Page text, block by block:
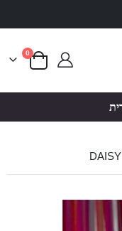
סל קניות
0פריטים